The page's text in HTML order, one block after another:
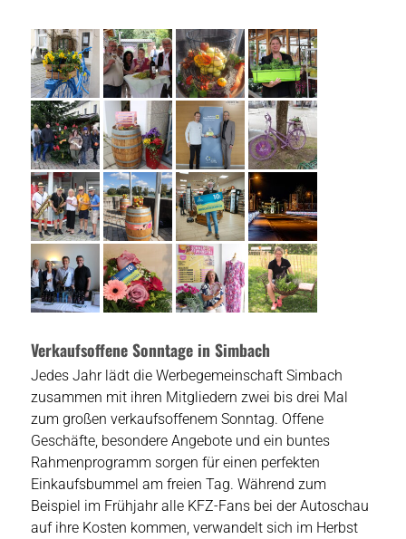
Verkaufsoffene Sonntage in Simbach
Jedes Jahr lädt die Werbegemeinschaft Simbach
zusammen mit ihren Mitgliedern zwei bis drei Mal
zum großen verkaufsoffenem Sonntag. Offene
Geschäfte, besondere Angebote und ein buntes
Rahmenprogramm sorgen für einen perfekten
Einkaufsbummel am freien Tag. Während zum
Beispiel im Frühjahr alle KFZ-Fans bei der Autoschau
auf ihre Kosten kommen, verwandelt sich im Herbst